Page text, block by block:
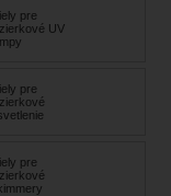
pre
UV
pre
pre